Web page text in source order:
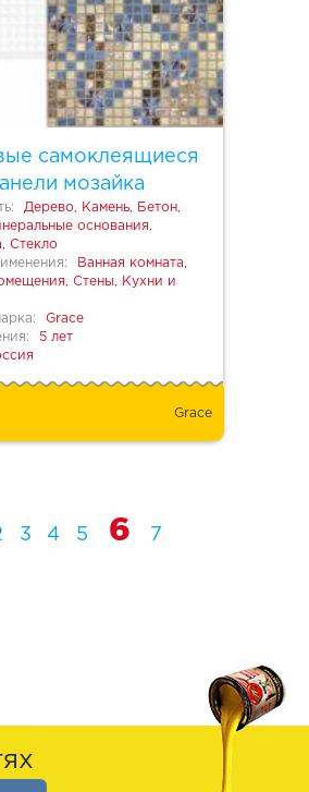
самоклеящиеся
мозайка
Дерево, Камень, Бетон,
основания,
Стекло
Ванная комната,
Стены, Кухни и
Grace
5 лет
Grace
3 4 5 6 7